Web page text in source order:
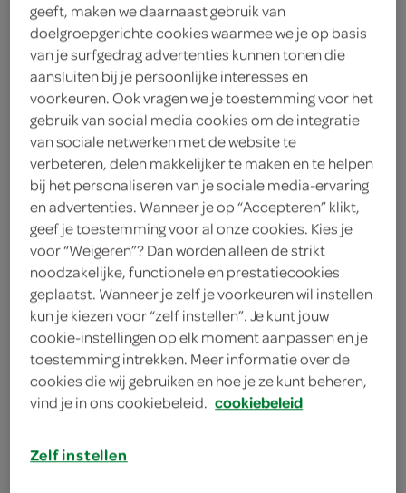
Herr's Jalapeno curls
Herr's
1.
39
28 Gram
Let op: aanbiedingen zijn niet zichtbaar bij de
producten, maar worden wél automatisch
verwerkt in de winkelmand.
geeft, maken we daarnaast gebruik van
doelgroepgerichte cookies waarmee we je op basis
van je surfgedrag advertenties kunnen tonen die
aansluiten bij je persoonlijke interesses en
voorkeuren. Ook vragen we je toestemming voor het
gebruik van social media cookies om de integratie
van sociale netwerken met de website te
verbeteren, delen makkelijker te maken en te helpen
bij het personaliseren van je sociale media-ervaring
en advertenties. Wanneer je op “Accepteren” klikt,
geef je toestemming voor al onze cookies. Kies je
voor “Weigeren”? Dan worden alleen de strikt
noodzakelijke, functionele en prestatiecookies
geplaatst. Wanneer je zelf je voorkeuren wil instellen
kun je kiezen voor “zelf instellen”. Je kunt jouw
cookie-instellingen op elk moment aanpassen en je
toestemming intrekken. Meer informatie over de
cookies die wij gebruiken en hoe je ze kunt beheren,
vind je in ons cookiebeleid. cookiebeleid
Zelf instellen